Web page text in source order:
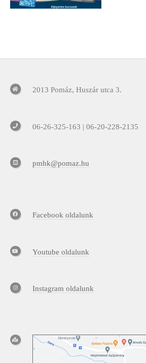
2013 Pomáz, Huszár utca 3.
06-26-325-163 | 06-20-228-2135
pmhk@pomaz.hu
Facebook oldalunk
Youtube oldalunk
Instagram oldalunk